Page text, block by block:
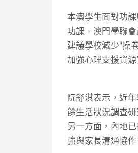
本澳學生面對功
功課。澳門學聯
建議學校減少“操
加強心理支援資
阮舒淇表示，近
餘生活狀況調查
另一方面，內地
強與家長溝通協作